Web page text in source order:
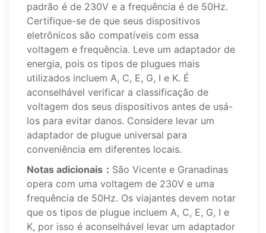
padrão é de 230V e a frequência é de 50Hz.
Certifique-se de que seus dispositivos
eletrônicos são compatíveis com essa
voltagem e frequência. Leve um adaptador de
energia, pois os tipos de plugues mais
utilizados incluem A, C, E, G, I e K. É
aconselhável verificar a classificação de
voltagem dos seus dispositivos antes de usá-
los para evitar danos. Considere levar um
adaptador de plugue universal para
conveniência em diferentes locais.
Notas adicionais： São Vicente e Granadinas
opera com uma voltagem de 230V e uma
frequência de 50Hz. Os viajantes devem notar
que os tipos de plugue incluem A, C, E, G, I e
K, por isso é aconselhável levar um adaptador